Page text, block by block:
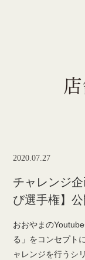
2020.07.27
チャレンジ
び選手権】公
おおやまの
る」をコンセプト
ャレンジを行うシ